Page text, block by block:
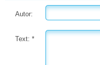
Autor:
Text: *